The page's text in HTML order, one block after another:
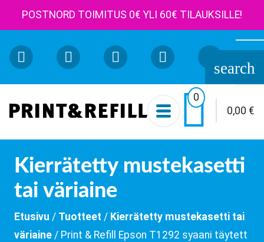
POSTNORD TOIMITUS 0€ YLI 60€ TILAUKSILLE!
Etsi:
search

0
0,00 €
Kierrätetty mustekasetti
tai väriaine
Etusivu / Tuotteet / Kierrätetty mustekasetti tai
väriaine / Print & Refill Epson T1292 syaani täytett